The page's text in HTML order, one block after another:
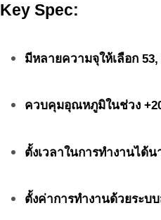
Key Spec:
มีหลายความจุให้เลือก
ควบคุมอุณหภูมิในช่วง
ตั้งเวลาในการทำงานได้
ตั้งค่าการทำงานด้วยระบ